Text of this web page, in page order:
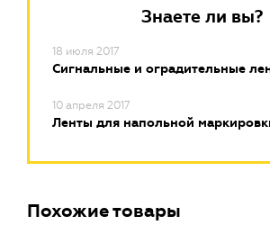
Знаете ли вы?
18 июля 2017
Сигнальные и оградительные
10 апреля 2017
Ленты для напольной
Похожие товары